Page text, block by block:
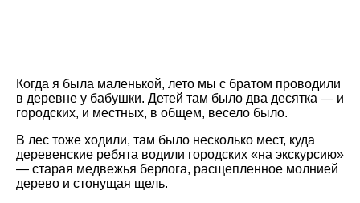
Когда я была маленькой, лето мы с братом проводили
в деревне у бабушки. Детей там было два десятка — и
городских, и местных, в общем, весело было.
В лес тоже ходили, там было несколько мест, куда
деревенские ребята водили городских «на экскурсию»
— старая медвежья берлога, расщепленное молнией
дерево и стонущая щель.